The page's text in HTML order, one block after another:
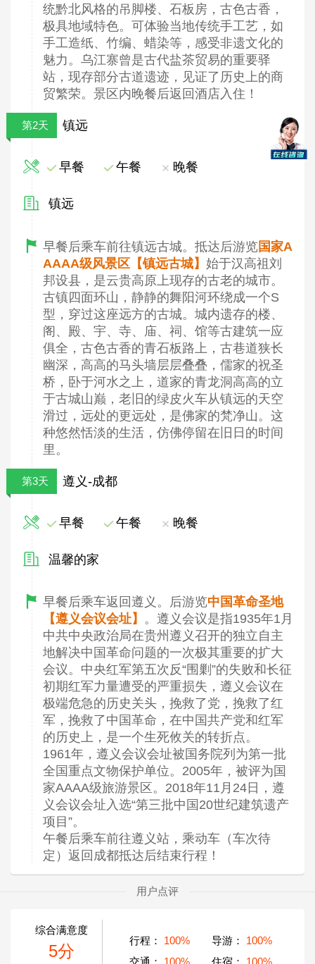
统黔北风格的吊脚楼、石板房，古色古香，
极具地域特色。可体验当地传统手工艺，如
手工造纸、竹编、蜡染等，感受非遗文化的
魅力。乌江寨曾是古代盐茶贸易的重要驿
站，现存部分古道遗迹，见证了历史上的商
贸繁荣。景区内晚餐后返回酒店入住！
第2天 镇远
早餐 午餐 晚餐
镇远
早餐后乘车前往镇远古城。抵达后游览国家A
AAAA级风景区【镇远古城】 始于汉高祖刘
邦设县，是云贵高原上现存的古老的城市。
古镇四面环山，静静的舞阳河环绕成一个S
型，穿过这座远方的古城。城内遗存的楼、
阁、殿、宇、寺、庙、祠、馆等古建筑一应
俱全，古色古香的青石板路上，古巷道狭长
幽深，高高的马头墙层层叠叠，儒家的祝圣
桥，卧于河水之上，道家的青龙洞高高的立
于古城山巅，老旧的绿皮火车从镇远的天空
滑过，远处的更远处，是佛家的梵净山。这
种悠然恬淡的生活，仿佛停留在旧日的时间
里。
第3天 遵义-成都
早餐 午餐 晚餐
温馨的家
早餐后乘车返回遵义。后游览中国革命圣地
【遵义会议会址】 。遵义会议是指1935年1月
中共中央政治局在贵州遵义召开的独立自主
地解决中国革命问题的一次极其重要的扩大
会议。中央红军第五次反“围剿”的失败和长征
初期红军力量遭受的严重损失，遵义会议在
极端危急的历史关头，挽救了党，挽救了红
军，挽救了中国革命，在中国共产党和红军
的历史上，是一个生死攸关的转折点。
1961年，遵义会议会址被国务院列为第一批
全国重点文物保护单位。2005年，被评为国
家AAAA级旅游景区。2018年11月24日，遵
义会议会址入选“第三批中国20世纪建筑遗产
项目”。
午餐后乘车前往遵义站，乘动车（车次待
定）返回成都抵达后结束行程！
用户点评
综合满意度
5分
行程： 100% 导游：
100%
交通：
100% 住宿： 100%